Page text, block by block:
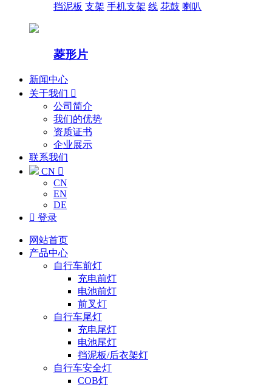
挡泥板 支架 手机支架 线 花鼓 喇叭
菱形片
新闻中心
关于我们 
公司简介
我们的优势
资质证书
企业展示
联系我们
CN 
CN
EN
DE
 登录
网站首页
产品中心
自行车前灯
充电前灯
电池前灯
前叉灯
自行车尾灯
充电尾灯
电池尾灯
挡泥板/后衣架灯
自行车安全灯
COB灯